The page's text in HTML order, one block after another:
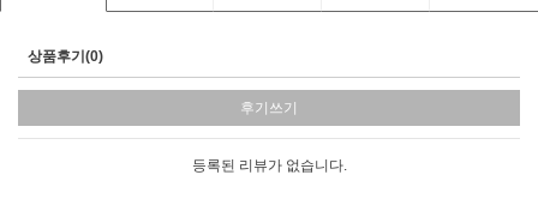
상품후기(0)
후기쓰기
등록된 리뷰가 없습니다.